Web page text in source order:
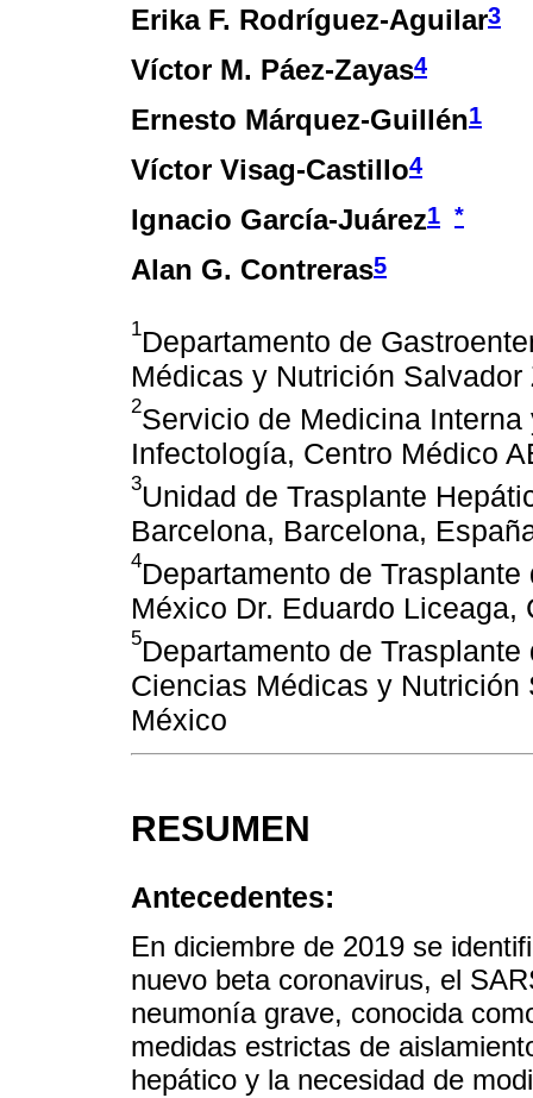
Erika F. Rodríguez-Aguilar3
Víctor M. Páez-Zayas4
Ernesto Márquez-Guillén1
Víctor Visag-Castillo4
Ignacio García-Juárez1 *
Alan G. Contreras5
1Departamento de
Médicas y Nutrición
2Servicio de Medicina
Infectología, Centro Médico
3Unidad de Trasplante
Barcelona, Barcelona,
4Departamento de
México Dr. Eduardo
5Departamento de
Ciencias Médicas y
México
RESUMEN
Antecedentes:
En diciembre de 2019 se
nuevo beta coronavirus, el
neumonía grave, conocida
medidas estrictas de
hepático y la necesidad de